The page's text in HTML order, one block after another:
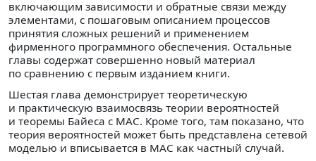
включающим зависимости и обратные связи между
элементами, с пошаговым описанием процессов
принятия сложных решений и применением
фирменного программного обеспечения. Остальные
главы содержат совершенно новый материал
по сравнению с первым изданием книги.
Шестая глава демонстрирует теоретическую
и практическую взаимосвязь теории вероятностей
и теоремы Байеса с МАС. Кроме того, там показано, что
теория вероятностей может быть представлена сетевой
моделью и вписывается в МАС как частный случай.